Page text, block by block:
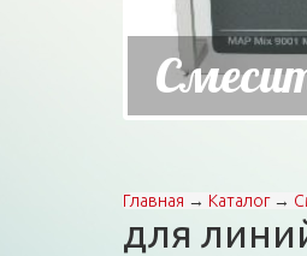
Вы здесь
Главная → Каталог→
для